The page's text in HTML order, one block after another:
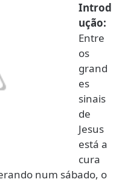
Introd
ução:
Entre
os
grand
es
sinais
de
Jesus
está a
cura
num sábado, o